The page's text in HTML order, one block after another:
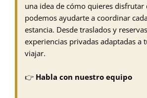
una idea de cómo quieres disfrutar
podemos ayudarte a coordinar
estancia. Desde traslados y
experiencias privadas adaptadas a
viajar.
👉 Habla con nuestro equipo